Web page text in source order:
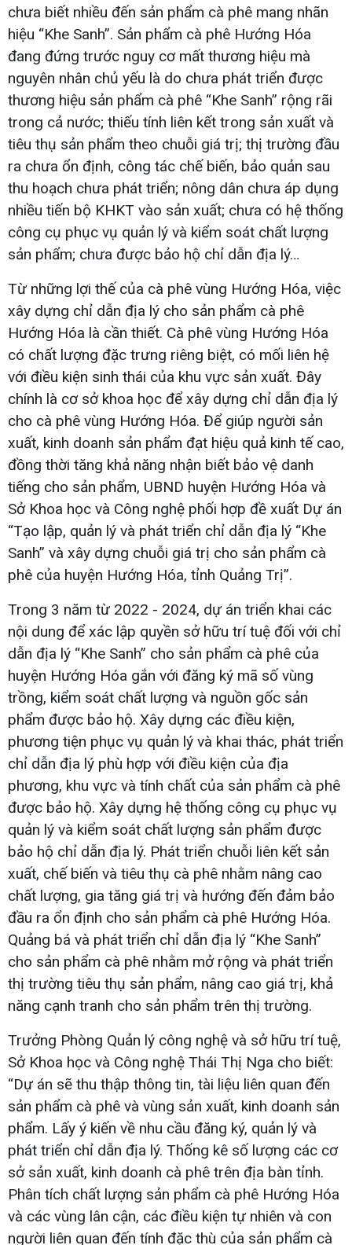
chưa biết nhiều đến sản phẩm cà phê mang nhãn
hiệu “Khe Sanh”. Sản phẩm cà phê Hướng Hóa
đang đứng trước nguy cơ mất thương hiệu mà
nguyên nhân chủ yếu là do chưa phát triển được
thương hiệu sản phẩm cà phê “Khe Sanh” rộng rãi
trong cả nước; thiếu tính liên kết trong sản xuất và
tiêu thụ sản phẩm theo chuỗi giá trị; thị trường đầu
ra chưa ổn định, công tác chế biến, bảo quản sau
thu hoạch chưa phát triển; nông dân chưa áp dụng
nhiều tiến bộ KHKT vào sản xuất; chưa có hệ thống
công cụ phục vụ quản lý và kiểm soát chất lượng
sản phẩm; chưa được bảo hộ chỉ dẫn địa lý…
Từ những lợi thế của cà phê vùng Hướng Hóa, việc
xây dựng chỉ dẫn địa lý cho sản phẩm cà phê
Hướng Hóa là cần thiết. Cà phê vùng Hướng Hóa
có chất lượng đặc trưng riêng biệt, có mối liên hệ
với điều kiện sinh thái của khu vực sản xuất. Đây
chính là cơ sở khoa học để xây dựng chỉ dẫn địa lý
cho cà phê vùng Hướng Hóa. Để giúp người sản
xuất, kinh doanh sản phẩm đạt hiệu quả kinh tế cao,
đồng thời tăng khả năng nhận biết bảo vệ danh
tiếng cho sản phẩm, UBND huyện Hướng Hóa và
Sở Khoa học và Công nghệ phối hợp đề xuất Dự án
“Tạo lập, quản lý và phát triển chỉ dẫn địa lý “Khe
Sanh” và xây dựng chuỗi giá trị cho sản phẩm cà
phê của huyện Hướng Hóa, tỉnh Quảng Trị”.
Trong 3 năm từ 2022 - 2024, dự án triển khai các
nội dung để xác lập quyền sở hữu trí tuệ đối với chỉ
dẫn địa lý “Khe Sanh” cho sản phẩm cà phê của
huyện Hướng Hóa gắn với đăng ký mã số vùng
trồng, kiểm soát chất lượng và nguồn gốc sản
phẩm được bảo hộ. Xây dựng các điều kiện,
phương tiện phục vụ quản lý và khai thác, phát triển
chỉ dẫn địa lý phù hợp với điều kiện của địa
phương, khu vực và tính chất của sản phẩm cà phê
được bảo hộ. Xây dựng hệ thống công cụ phục vụ
quản lý và kiểm soát chất lượng sản phẩm được
bảo hộ chỉ dẫn địa lý. Phát triển chuỗi liên kết sản
xuất, chế biến và tiêu thụ cà phê nhằm nâng cao
chất lượng, gia tăng giá trị và hướng đến đảm bảo
đầu ra ổn định cho sản phẩm cà phê Hướng Hóa.
Quảng bá và phát triển chỉ dẫn địa lý “Khe Sanh”
cho sản phẩm cà phê nhằm mở rộng và phát triển
thị trường tiêu thụ sản phẩm, nâng cao giá trị, khả
năng cạnh tranh cho sản phẩm trên thị trường.
Trưởng Phòng Quản lý công nghệ và sở hữu trí tuệ,
Sở Khoa học và Công nghệ Thái Thị Nga cho biết:
“Dự án sẽ thu thập thông tin, tài liệu liên quan đến
sản phẩm cà phê và vùng sản xuất, kinh doanh sản
phẩm. Lấy ý kiến về nhu cầu đăng ký, quản lý và
phát triển chỉ dẫn địa lý. Thống kê số lượng các cơ
sở sản xuất, kinh doanh cà phê trên địa bàn tỉnh.
Phân tích chất lượng sản phẩm cà phê Hướng Hóa
và các vùng lân cận, các điều kiện tự nhiên và con
người liên quan đến tính đặc thù của sản phẩm cà